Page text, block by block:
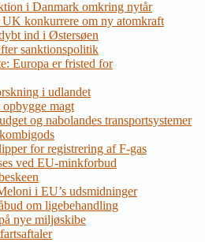
i Danmark omkring nytår
konkurrere om ny atomkraft
ind i Østersøen
sanktionspolitik
Europa er fristed for
i udlandet
magt
og nabolandes transportsystemer
for registrering af F-gas
ved EU-minkforbud
i EU’s udsmidninger
om ligebehandling
nye miljøskibe